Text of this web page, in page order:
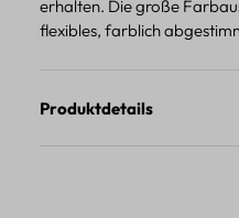
erhalten. Die große
flexibles, farblich
Produktdetails